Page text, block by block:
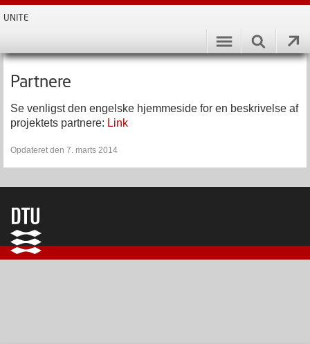
UNITE
Partnere
Se venligst den engelske hjemmeside for en beskrivelse af
projektets partnere: Link
Opdateret den 7. marts 2014